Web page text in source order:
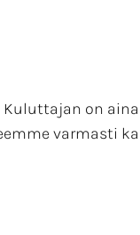
on
varmasti